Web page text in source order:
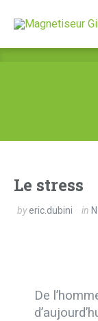
Le stress
byeric.dubini in
De